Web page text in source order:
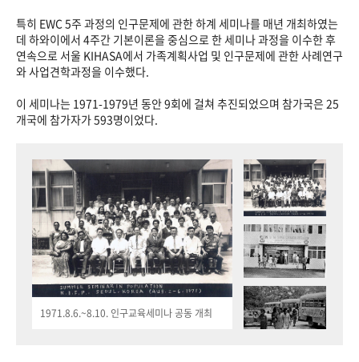
특히 EWC 5주 과정의 인구문제에 관한 하계 세미나를 매년 개최하였는
데 하와이에서 4주간 기본이론을 중심으로 한 세미나 과정을 이수한 후
연속으로 서울 KIHASA에서 가족계획사업 및 인구문제에 관한 사례연구
와 사업견학과정을 이수했다.
이 세미나는 1971-1979년 동안 9회에 걸쳐 추진되었으며 참가국은 25
개국에 참가자가 593명이었다.
1971.8.6.~8.10. 인구교육세미나 공동 개최